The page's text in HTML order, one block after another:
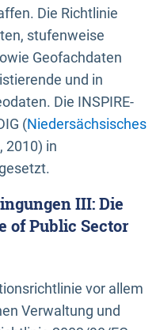
Die Richtlinie
stufenweise
Geofachdaten
und in
Die INSPIRE-
(Niedersächsisches
, 2010) in
III: Die
of Public Sector
vor allem
Verwaltung und